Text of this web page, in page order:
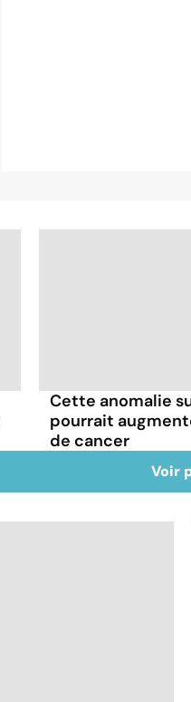
Cette anomalie
pourrait
de cancer
Voir